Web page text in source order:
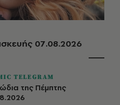
07.08.2026
TELEGRAM
της Πέμπτης